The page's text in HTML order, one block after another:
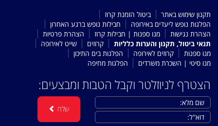
תקנון שימוש באתר
ביטול הזמנת קרוז
הפלגות נופש ליעדים באירופה
חבילות נופש ברגע האחרון
הצהרת נגישות
מנו ספנות | חבילות קרוז
הצהרת פרטיות
תנאי ביטול, תקנון והערות כלליות
קרוזים
שייט לאירופה
מנו ספנות
קרוזים לאירופה
הפלגות בים התיכון
מנו סיטי | השכרת משרדים
הפלגות מחיפה
הצטרף לניוזלטר וקבל הטבות ומבצעים:
שלח